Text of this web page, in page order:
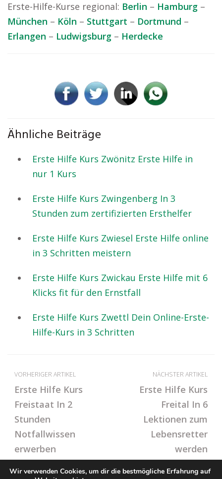
Erste-Hilfe-Kurse regional: Berlin – Hamburg –
München – Köln – Stuttgart – Dortmund –
Erlangen – Ludwigsburg – Herdecke
Ähnliche Beiträge
Erste Hilfe Kurs Zwönitz Erste Hilfe in
nur 1 Kurs
Erste Hilfe Kurs Zwingenberg In 3
Stunden zum zertifizierten Ersthelfer
Erste Hilfe Kurs Zwiesel Erste Hilfe online
in 3 Schritten meistern
Erste Hilfe Kurs Zwickau Erste Hilfe mit 6
Klicks fit für den Ernstfall
Erste Hilfe Kurs Zwettl Dein Online-Erste-
Hilfe-Kurs in 3 Schritten
VORHERIGER ARTIKEL
Erste Hilfe Kurs
Freistaat In 2
Stunden
Notfallwissen
erwerben
NÄCHSTER ARTIKEL
Erste Hilfe Kurs
Freital In 6
Lektionen zum
Lebensretter
werden
Wir verwenden Cookies, um dir die bestmögliche Erfahrung auf